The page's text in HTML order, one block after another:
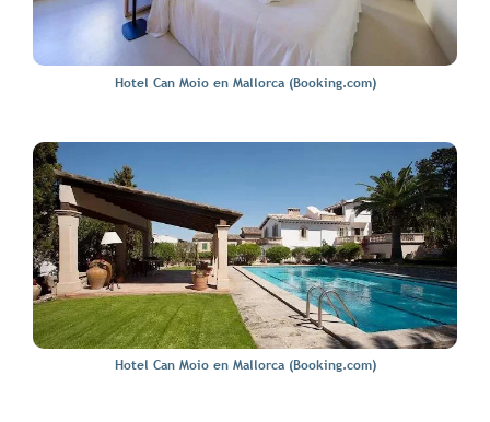
Hotel Can Moio en Mallorca (Booking.com)
Hotel Can Moio en Mallorca (Booking.com)